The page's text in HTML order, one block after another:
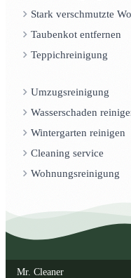
Stark verschmutzte
Taubenkot entfernen
Teppichreinigung
Umzugsreinigung
Wasserschaden
Wintergarten reinigen
Cleaning service
Wohnungsreinigung
Mr. Cleaner